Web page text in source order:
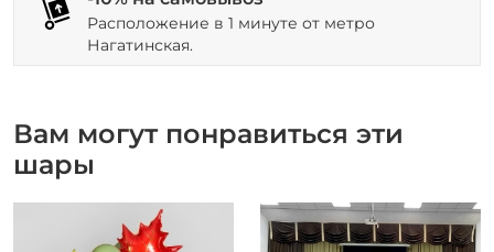
Расположение в 1 минуте от метро
Нагатинская.
Вам могут понравиться эти
шары